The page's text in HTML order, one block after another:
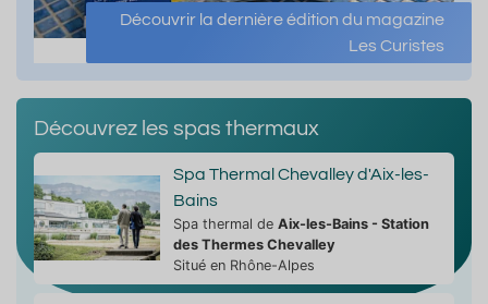
Découvrir la dernière édition du magazine
Les Curistes
Découvrez les spas thermaux
Spa Thermal Chevalley d'Aix-les-
Bains
Spa thermal de Aix-les-Bains - Station
des Thermes Chevalley
Situé en Rhône-Alpes